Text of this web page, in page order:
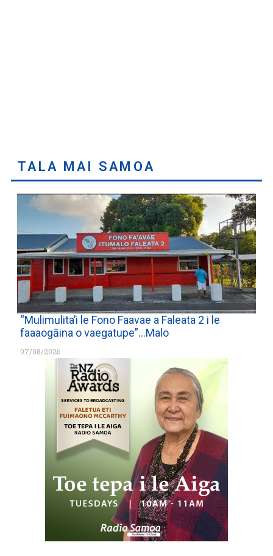
TALA MAI SAMOA
“Mulimulita’i le Fono Faavae a Faleata 2 i le
faaaogāina o vaegatupe”…Malo
07/08/2026